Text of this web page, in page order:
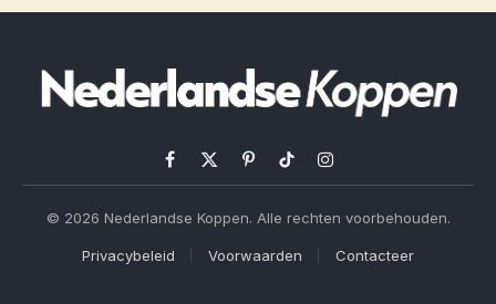
Facebook
X
PinterestTikTokInstagram
© 2026 Nederlandse Koppen. Alle rechten voorbehouden.
Privacybeleid Voorwaarden Contacteer